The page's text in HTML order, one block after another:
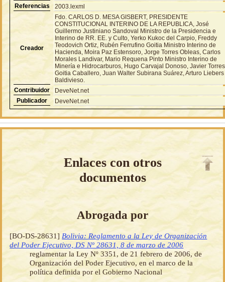
Referencias
2003.lexml
Creador
Fdo. CARLOS D. MESA GISBERT, PRESIDENTE
CONSTITUCIONAL INTERINO DE LA REPUBLICA, José
Guillermo Justiniano Sandoval Ministro de la Presidencia e
Interino de RR. EE. y Culto, Yerko Kukoc del Carpio, Freddy
Teodovich Ortiz, Rubén Ferrufino Goitia Ministro Interino de
Hacienda, Moira Paz Estensoro, Jorge Torres Obleas, Carlos
Morales Landivar, Mario Requena Pinto Ministro Interino de
Minería e Hidrocarburos, Hugo Carvajal Donoso, Javier Torres
Goitia Caballero, Juan Walter Subirana Suárez, Arturo Liebers
Baldivieso.
Contribuidor
DeveNet.net
Publicador
DeveNet.net
Enlaces con otros
documentos
Abrogada por
[BO-DS-28631] Bolivia: Reglamento a la Ley de Organización
del Poder Ejecutivo, DS Nº 28631, 8 de marzo de 2006
reglamentar la Ley Nº 3351, de 21 febrero de 2006, de
Organización del Poder Ejecutivo, en el marco de la
política definida por el Gobierno Nacional